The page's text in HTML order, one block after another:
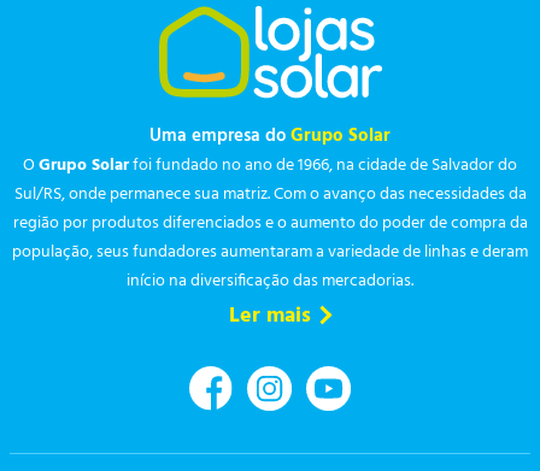
Uma empresa doGrupo Solar
OGrupo Solarfoi fundado no ano de 1966, na cidade de Salvador do
Sul/RS, onde permanece sua matriz. Com o avanço das necessidades da
região por produtos diferenciados e o aumento do poder de compra da
população, seus fundadores aumentaram a variedade de linhas e deram
início na diversificação das mercadorias.
Ler mais